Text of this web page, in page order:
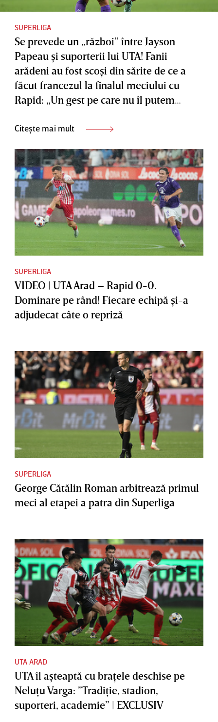
SUPERLIGA
Se prevede un „război” între Jayson
Papeau şi suporterii lui UTA! Fanii
arădeni au fost scoşi din sărite de ce a
făcut francezul la finalul meciului cu
Rapid: „Un gest pe care nu îl putem
Citește mai mult
SUPERLIGA
VIDEO | UTA Arad – Rapid 0-0.
Dominare pe rând! Fiecare echipă şi-a
adjudecat câte o repriză
SUPERLIGA
George Cătălin Roman arbitrează primul
meci al etapei a patra din Superliga
UTA ARAD
UTA îl aşteaptă cu braţele deschise pe
Neluţu Varga: ”Tradiţie, stadion,
suporteri, academie” | EXCLUSIV